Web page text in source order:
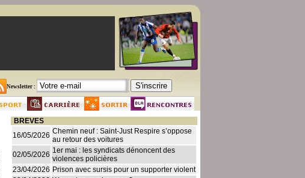
Newsletter :
BREVES
16/05/2026 Chemin neuf : Saint-Just Respire s’oppose
au retour des voitures
02/05/2026 1er mai : les syndicats dénoncent des
violences policières
23/04/2026 Prison avec sursis pour un supporter violent